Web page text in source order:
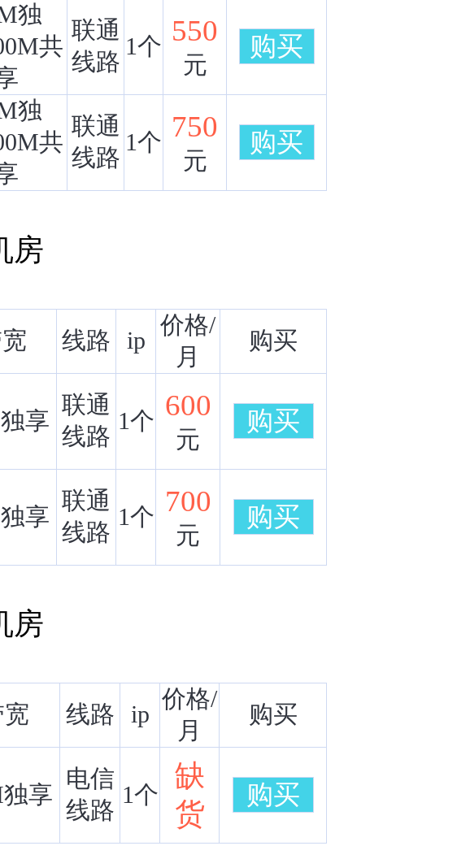
独
共
联通
线路
1个 550
元
购买
独
共
联通
线路
1个 750
元
购买
房
线路 ip
价格/
月
购买
享
联通
线路
1个 600
元
购买
享
联通
线路
1个 700
元
购买
房
线路 ip
价格/
月
购买
享
电信
线路
1个
缺
货
购买